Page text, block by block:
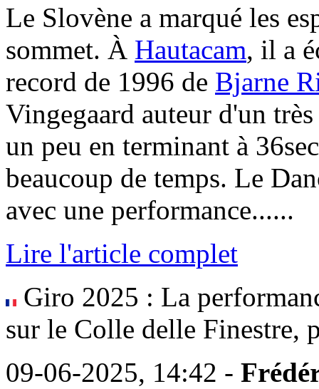
Le Slovène a marqué les
sommet. À Hautacam, il a
record de 1996 de Bjarne
Vingegaard auteur d'un
un peu en terminant à
beaucoup de temps. Le
avec une performance......
Lire l'article complet
Giro 2025 : La
sur le Colle delle Finestre,
09-06-2025, 14:42 -